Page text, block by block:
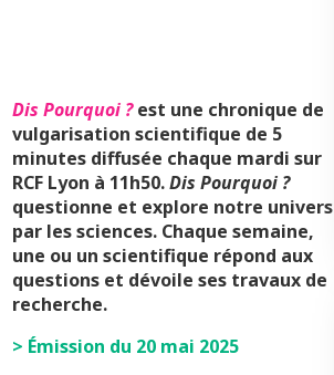
Dis Pourquoi ?est une chronique de
vulgarisation scientifique de 5
minutes diffusée chaque mardi sur
RCF Lyon à 11h50.Dis Pourquoi ?
questionne et explore notre univers
par les sciences. Chaque semaine,
une ou un scientifique répond aux
questions et dévoile ses travaux de
recherche.
> Émission du 20 mai 2025